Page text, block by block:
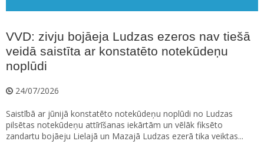
VVD: zivju bojāeja Ludzas ezeros nav tiešā
veidā saistīta ar konstatēto notekūdeņu
noplūdi
24/07/2026
Saistībā ar jūnijā konstatēto notekūdeņu noplūdi no Ludzas
pilsētas notekūdeņu attīrīšanas iekārtām un vēlāk fiksēto
zandartu bojāeju Lielajā un Mazajā Ludzas ezerā tika veiktas...